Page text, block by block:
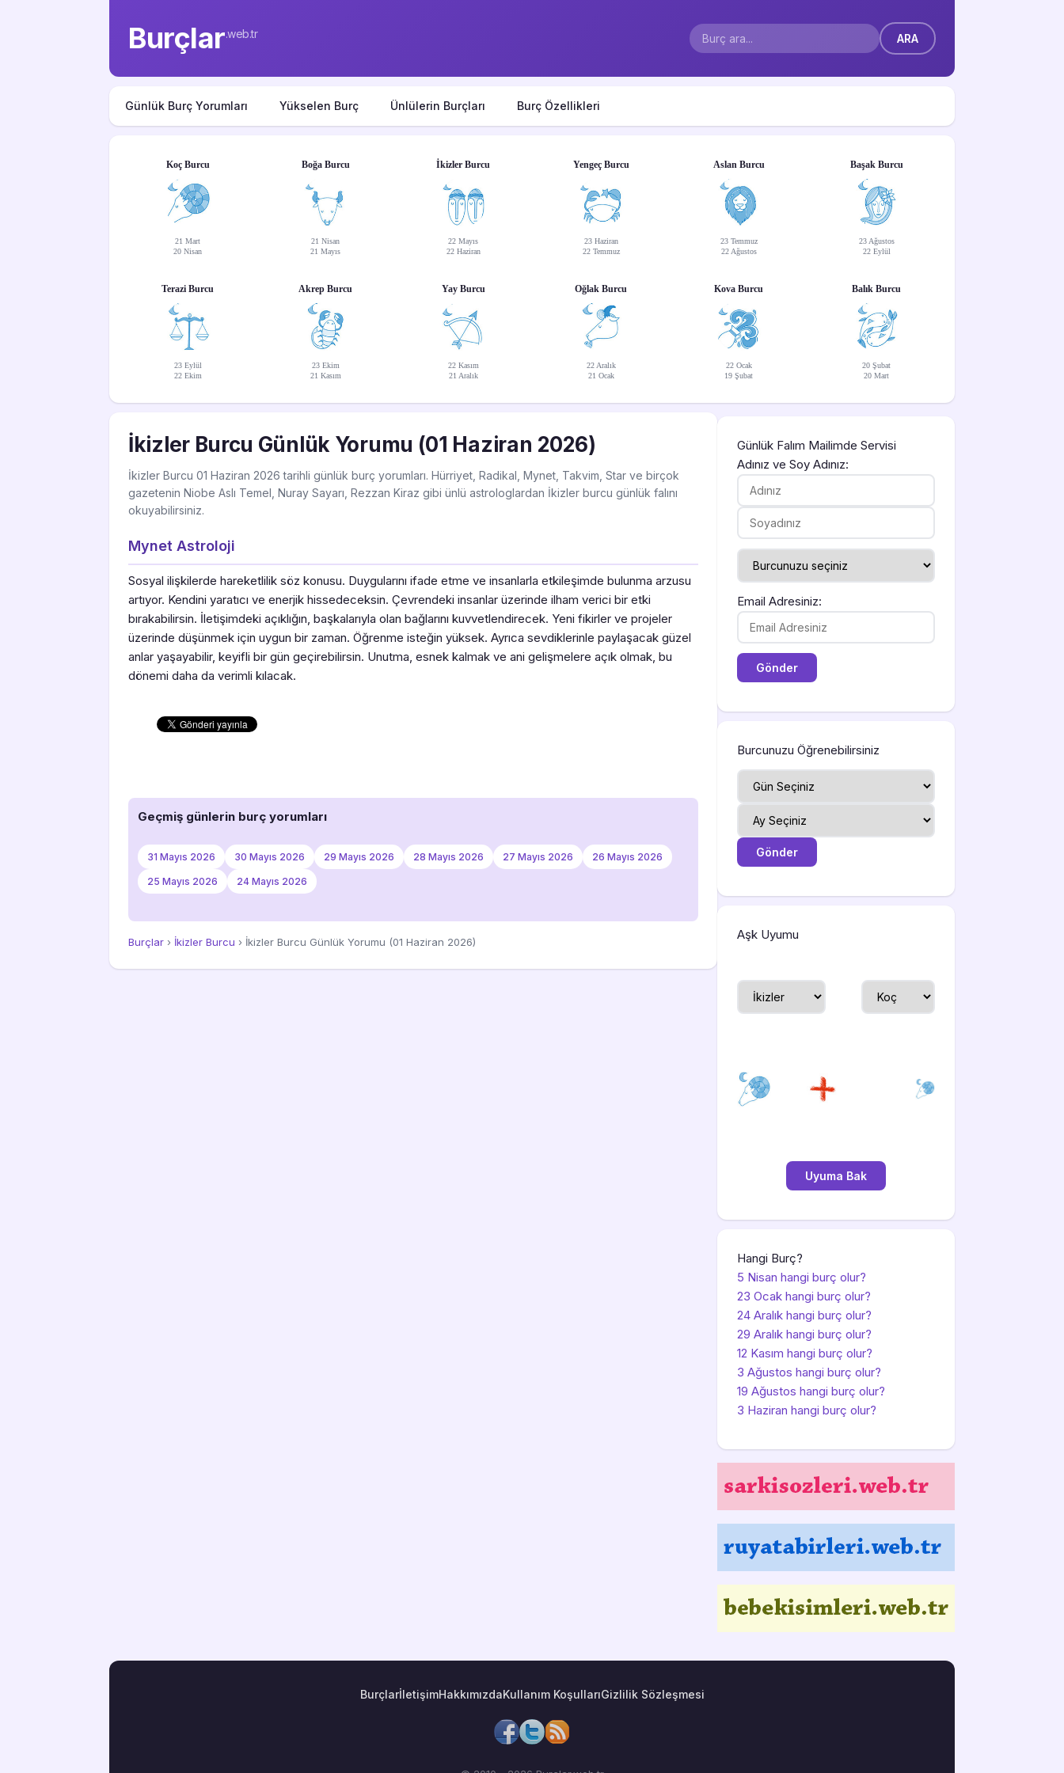
Burçlar.web.tr
Günlük Burç Yorumları Yükselen Burç Ünlülerin Burçları Burç Özellikleri
Koç Burcu
21 Mart
20 Nisan
Boğa Burcu
21 Nisan
21 Mayıs
İkizler Burcu
22 Mayıs
22 Haziran
Yengeç Burcu
23 Haziran
22 Temmuz
Aslan Burcu
23 Temmuz
22 Ağustos
Başak Burcu
23 Ağustos
22 Eylül
Terazi Burcu
23 Eylül
22 Ekim
Akrep Burcu
23 Ekim
21 Kasım
Yay Burcu
22 Kasım
21 Aralık
Oğlak Burcu
22 Aralık
21 Ocak
Kova Burcu
22 Ocak
19 Şubat
Balık Burcu
20 Şubat
20 Mart
İkizler Burcu Günlük Yorumu (01 Haziran 2026)
İkizler Burcu 01 Haziran 2026 tarihli günlük burç yorumları. Hürriyet, Radikal, Mynet, Takvim, Star ve birçok
gazetenin Niobe Aslı Temel, Nuray Sayarı, Rezzan Kiraz gibi ünlü astrologlardan İkizler burcu günlük falını
okuyabilirsiniz.
Mynet Astroloji
Sosyal ilişkilerde hareketlilik söz konusu. Duygularını ifade etme ve insanlarla etkileşimde bulunma arzusu
artıyor. Kendini yaratıcı ve enerjik hissedeceksin. Çevrendeki insanlar üzerinde ilham verici bir etki
bırakabilirsin. İletişimdeki açıklığın, başkalarıyla olan bağlarını kuvvetlendirecek. Yeni fikirler ve projeler
üzerinde düşünmek için uygun bir zaman. Öğrenme isteğin yüksek. Ayrıca sevdiklerinle paylaşacak güzel
anlar yaşayabilir, keyifli bir gün geçirebilirsin. Unutma, esnek kalmak ve ani gelişmelere açık olmak, bu
dönemi daha da verimli kılacak.
Geçmiş günlerin burç yorumları
31 Mayıs 2026 30 Mayıs 2026 29 Mayıs 2026 28 Mayıs 2026 27 Mayıs 2026 26 Mayıs 2026
25 Mayıs 2026 24 Mayıs 2026
Burçlar › İkizler Burcu › İkizler Burcu Günlük Yorumu (01 Haziran 2026)
Günlük Falım Mailimde Servisi
Adınız ve Soy Adınız:
Email Adresiniz:
Burcunuzu Öğrenebilirsiniz
Aşk Uyumu
Hangi Burç?
5 Nisan hangi burç olur?
23 Ocak hangi burç olur?
24 Aralık hangi burç olur?
29 Aralık hangi burç olur?
12 Kasım hangi burç olur?
3 Ağustos hangi burç olur?
19 Ağustos hangi burç olur?
3 Haziran hangi burç olur?
BurçlarİletişimHakkımızdaKullanım KoşullarıGizlilik Sözleşmesi